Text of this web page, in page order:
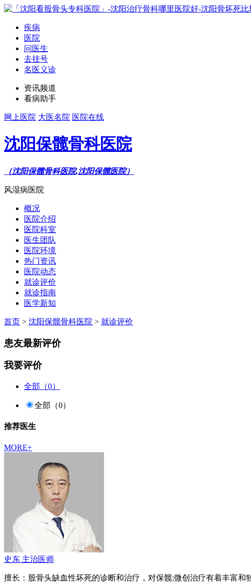
疾病
医院
问医生
去挂号
名医义诊
资讯频道
看病助手
网上医院 大医名院 医院在线
沈阳保髋骨科医院
（沈阳保髋骨科医院,沈阳保髋医院）
风湿病医院
概况
医院介绍
医院科室
医生团队
医院环境
热门资讯
医院动态
就诊评价
就诊指南
医学新知
首页 > 沈阳保髋骨科医院 > 就诊评价
患友最新评价
我要评价
全部（0）
全部（0）
推荐医生
MORE+
史东 主治医师
擅长：股骨头缺血性坏死的诊断和治疗，对保髋;微创治疗有着丰富